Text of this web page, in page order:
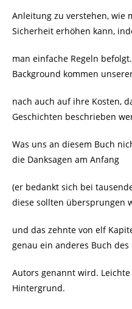
Anleitung zu verstehen, wie
Sicherheit erhöhen kann,
man einfache Regeln
Background kommen
nach auch auf ihre Kosten,
Geschichten beschrieben
Was uns an diesem Buch
die Danksagen am Anfang
(er bedankt sich bei
diese sollten übersprungen
und das zehnte von elf
genau ein anderes Buch des
Autors genannt wird.
Hintergrund.